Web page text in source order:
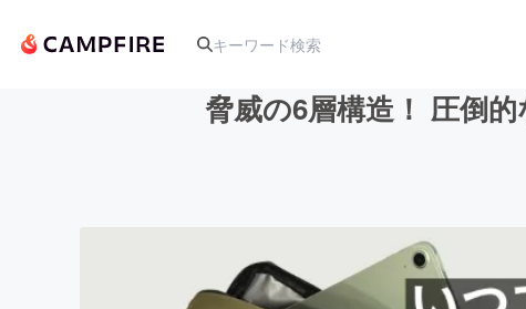
アート・写真
脅威の6層構造！ 圧倒